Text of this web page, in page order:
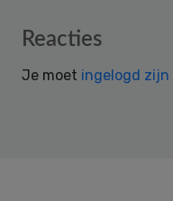
Reader
Reacties
Je moet ingelogd zijn